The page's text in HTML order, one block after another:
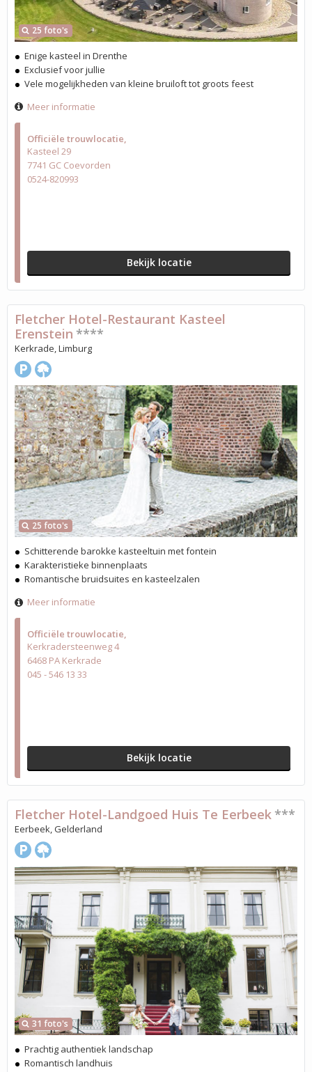
Officiële trouwlocatie
Kasteel 29
7741 GC Coevorden
0524-820993
Bekijk locatie
25 foto's
Enige kasteel in Drenthe
Exclusief voor jullie
Vele mogelijkheden van kleine bruiloft tot groots feest
Meer informatie
Officiële trouwlocatie
Kerkradersteenweg 4
6468 PA Kerkrade
045 - 546 13 33
Bekijk locatie
25 foto's
Fletcher Hotel-Restaurant Kasteel
Erenstein ****
Kerkrade, Limburg
Schitterende barokke kasteeltuin met fontein
Karakteristieke binnenplaats
Romantische bruidsuites en kasteelzalen
Meer informatie
31 foto's
Fletcher Hotel-Landgoed Huis Te Eerbeek ***
Eerbeek, Gelderland
Prachtig authentiek landschap
Romantisch landhuis